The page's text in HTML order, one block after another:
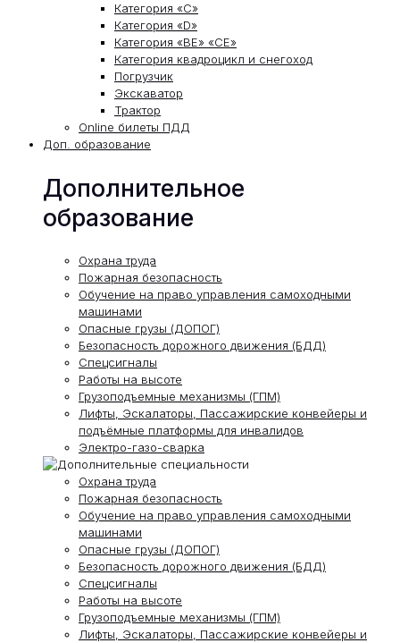
Категория «С»
Категория «D»
Категория «ВЕ» «СЕ»
Категория квадроцикл и снегоход
Погрузчик
Экскаватор
Трактор
Online билеты ПДД
Доп. образование
Дополнительное
образование
Охрана труда
Пожарная безопасность
Обучение на право управления самоходными
машинами
Опасные грузы (ДОПОГ)
Безопасность дорожного движения (БДД)
Спецсигналы
Работы на высоте
Грузоподъемные механизмы (ГПМ)
Лифты, Эскалаторы, Пассажирские конвейеры и
подъёмные платформы для инвалидов
Электро-газо-сварка
Охрана труда
Пожарная безопасность
Обучение на право управления самоходными
машинами
Опасные грузы (ДОПОГ)
Безопасность дорожного движения (БДД)
Спецсигналы
Работы на высоте
Грузоподъемные механизмы (ГПМ)
Лифты, Эскалаторы, Пассажирские конвейеры и